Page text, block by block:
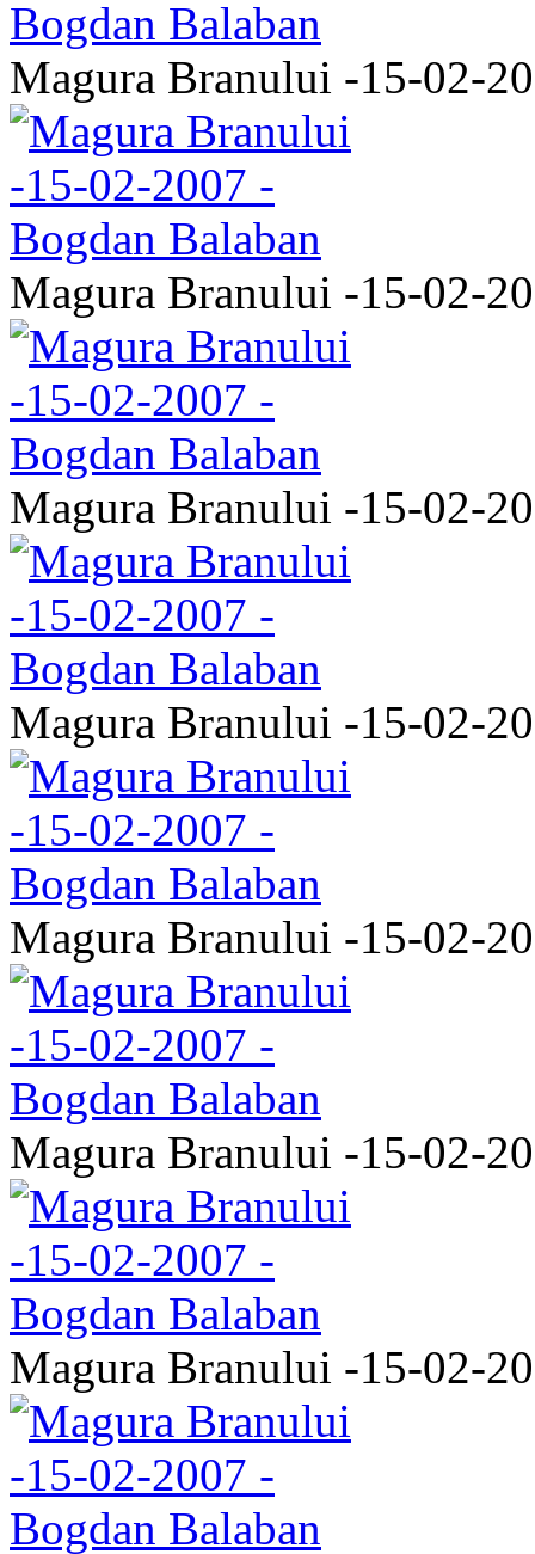
Magura Branului -15-02-
Magura Branului -15-02-
Magura Branului -15-02-
Magura Branului -15-02-
Magura Branului -15-02-
Magura Branului -15-02-
Magura Branului -15-02-